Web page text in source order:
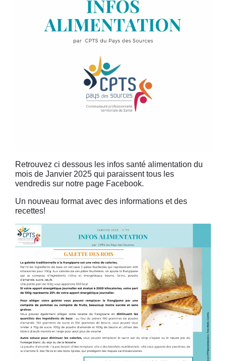
Retrouvez ci dessous les infos santé alimentation du
mois de Janvier 2025 qui paraissent tous les
vendredis sur notre page Facebook.
Un nouveau format avec des informations et des
recettes!